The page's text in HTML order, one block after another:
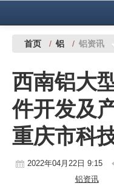
中国有色金属报社主办 广告服
铜镍铅锌
铝
稀有稀土
有色市场
首页 / 铝 / 铝资讯
西南铝大
件开发及
重庆市科
2022年04月22日 9:15
铝资讯